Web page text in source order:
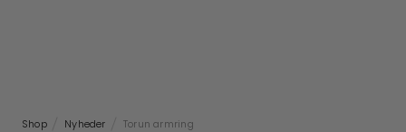
Shop Nyheder Torun armring